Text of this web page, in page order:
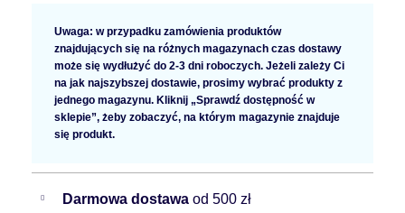
Uwaga: w przypadku zamówienia produktów
znajdujących się na różnych magazynach czas dostawy
może się wydłużyć do 2-3 dni roboczych. Jeżeli zależy Ci
na jak najszybszej dostawie, prosimy wybrać produkty z
jednego magazynu. Kliknij „Sprawdź dostępność w
sklepie”, żeby zobaczyć, na którym magazynie znajduje
się produkt.
Darmowa dostawa od 500 zł